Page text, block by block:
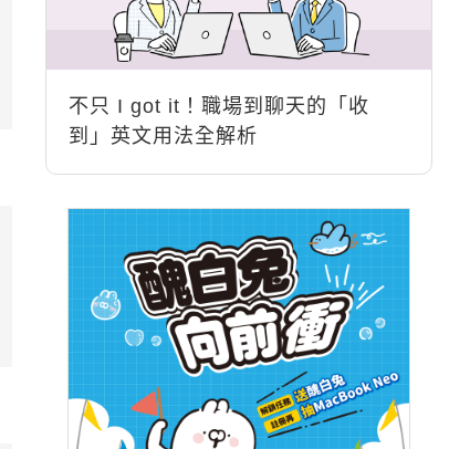
不只 I got it！職場到聊天的「收
到」英文用法全解析